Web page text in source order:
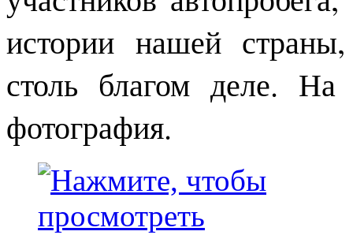
истории нашей
столь благом деле.
фотография.